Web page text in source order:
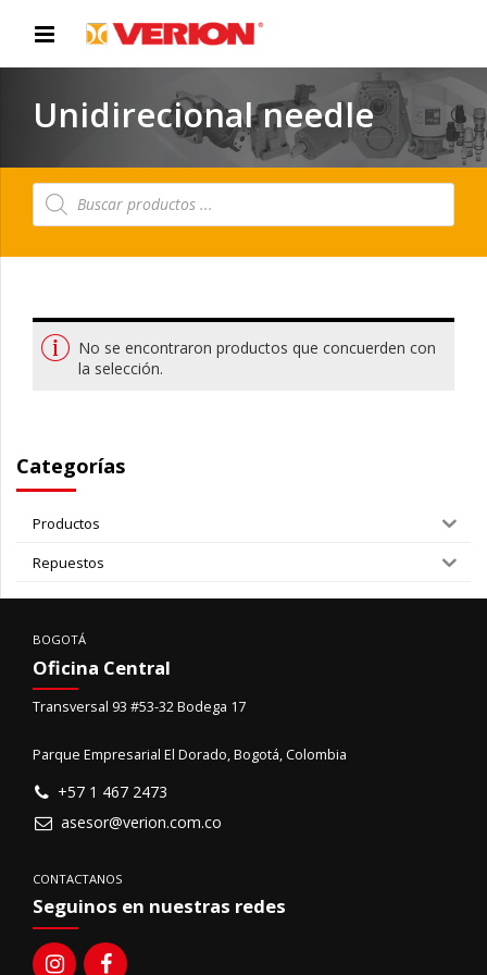
Unidirecional needle
Búsqueda
de
No se encontraron productos que concuerden con
la selección.
Categorías
Productos
Repuestos
BOGOTÁ
Oficina Central
Transversal 93 #53-32 Bodega 17
Parque Empresarial El Dorado, Bogotá, Colombia
+57 1 467 2473
asesor@verion.com.co
CONTACTANOS
Seguinos en nuestras redes